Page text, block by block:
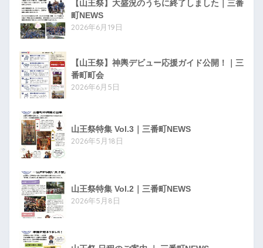
【山王祭】大盛況のうちに終了しました｜三番
町NEWS
2026年6月19日
【山王祭】神輿デビュー応援ガイド公開！｜三
番町町会
2026年6月5日
山王祭特集 Vol.3｜三番町NEWS
2026年5月18日
山王祭特集 Vol.2｜三番町NEWS
2026年5月8日